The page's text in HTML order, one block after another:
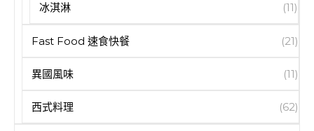
冰淇淋 (11)
Fast Food 速食快餐 (21)
異國風味 (11)
西式料理 (62)